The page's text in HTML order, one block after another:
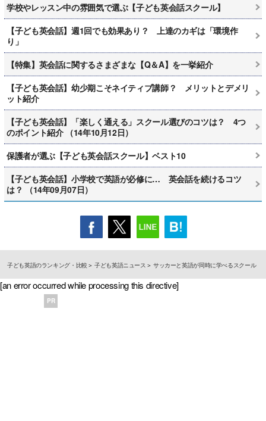
学校やレッスン中の雰囲気で選ぶ【子ども英会話スクール】
【子ども英会話】週1回でも効果あり？ 上達のカギは「環境作
り」
【特集】英会話に関するさまざまな【Q＆A】を一挙紹介
【子ども英会話】幼少期こそネイティブ講師？ メリットとデメリ
ット紹介
【子ども英会話】「楽しく通える」スクール選びのコツは？ 4つ
のポイント紹介 （14年10月12日）
保護者が選ぶ【子ども英会話スクール】ベスト10
【子ども英会話】小学校で英語が必修に… 英会話を続けるコツ
は？ （14年09月07日）
子ども英語のランキング・比較 子ども英語ニュース サッカーと英語が同時に学べるスクール
[an error occurred while processing this directive]
PR